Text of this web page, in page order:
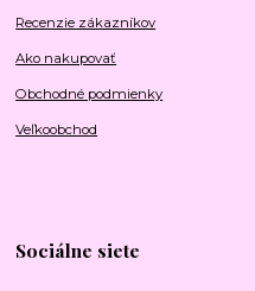
Recenzie zákazníkov
Ako nakupovať
Obchodné podmienky
Veľkoobchod
Sociálne siete